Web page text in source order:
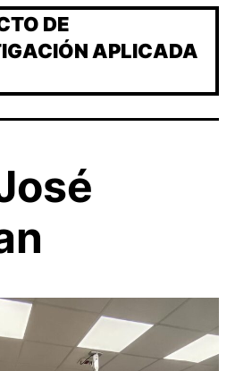
DE
APLICADA